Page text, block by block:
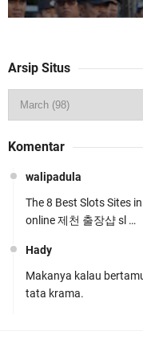
Rosyadi, S.H.
Ditlantas Polda
Arsip Situs
Komentar
walipadula
The 8 Best Slots Sites
online 제천 출장샵 sl …
Hady
Makanya kalau
tata krama.